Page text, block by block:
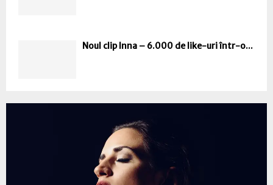
Noul clip Inna – 6.000 de like-uri într-o...